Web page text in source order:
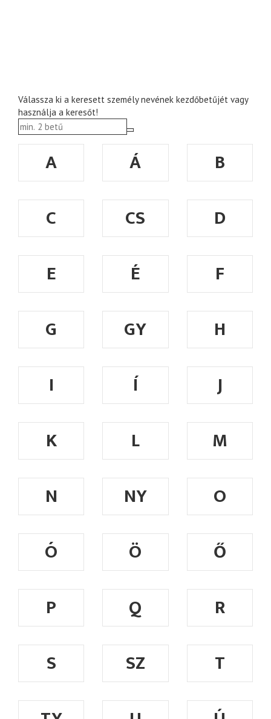
Válassza ki a keresett személy nevének kezdőbetűjét vagy
használja a keresőt!
A Á
B
C
CS
D
E
É
F
G
GY
H
I
Í
J
K
L
M
N
NY
O
Ó
Ö
Ő
P
Q
R
S
SZ
T